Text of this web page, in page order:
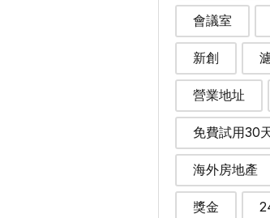
會議室
新創
營業地址
免費試用30
海外房地產
獎金